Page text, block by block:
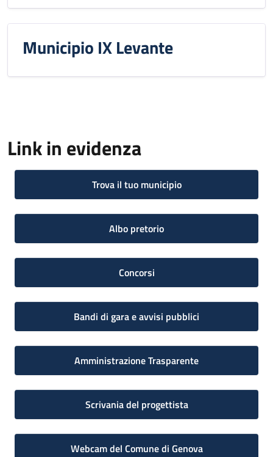
Municipio IX Levante
Link in evidenza
Trova il tuo municipio
Albo pretorio
Concorsi
Bandi di gara e avvisi pubblici
Amministrazione Trasparente
Scrivania del progettista
Webcam del Comune di Genova